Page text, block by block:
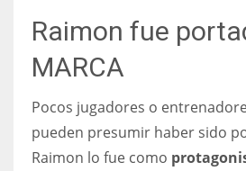
Raimon fue
MARCA
Pocos jugadores o
pueden presumir haber sido
Raimon lo fue como